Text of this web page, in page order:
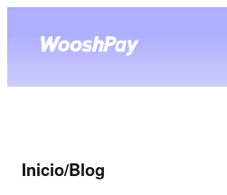
Inicio/Blog